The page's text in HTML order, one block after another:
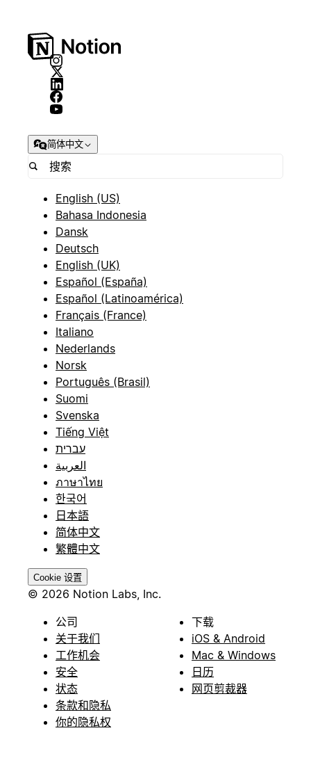
简体中文
English (US)
Bahasa Indonesia
Dansk
Deutsch
English (UK)
Español (España)
Español (Latinoamérica)
Français (France)
Italiano
Nederlands
Norsk
Português (Brasil)
Suomi
Svenska
Tiếng Việt
עברית
العربية
ภาษาไทย
한국어
日本語
简体中文
繁體中文
Cookie 设置
© 2026 Notion Labs, Inc.
公司
关于我们
工作机会
安全
状态
条款和隐私
你的隐私权
下载
iOS & Android
Mac & Windows
日历
网页剪裁器